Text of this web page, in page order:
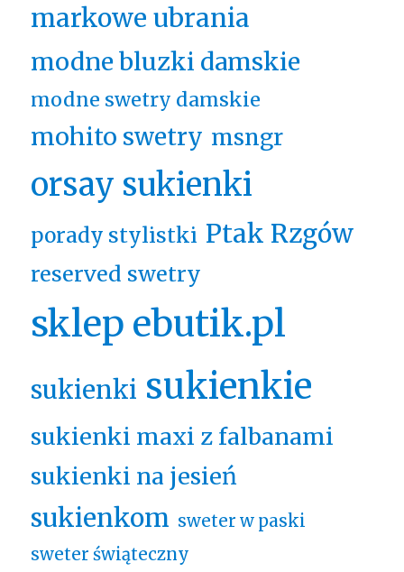
markowe ubrania
modne bluzki damskie
modne swetry damskie
mohito swetry msngr
orsay sukienki
porady stylistki Ptak Rzgów
reserved swetry
sklep ebutik.pl
sukienki sukienkie
sukienki maxi z falbanami
sukienki na jesień
sukienkom sweter w paski
sweter świąteczny